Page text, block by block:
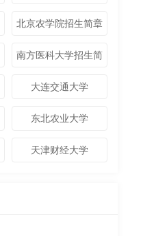
北京农学院招生简章
南方医科大学招生简
章
大连交通大学
东北农业大学
天津财经大学